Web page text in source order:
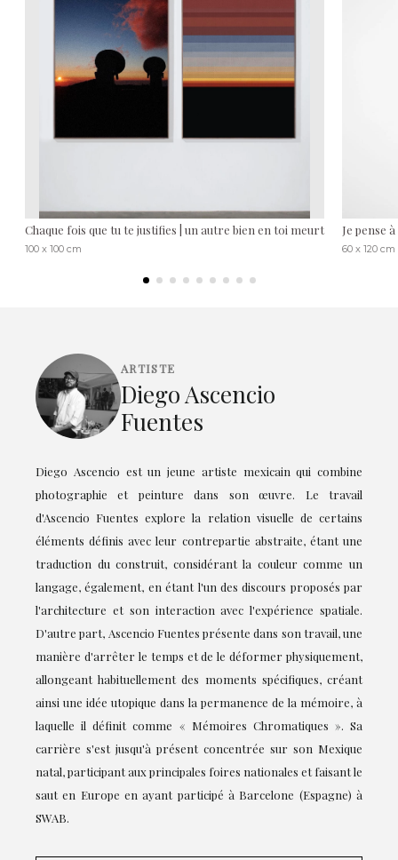
Chaque fois que tu te justifies | un autre bien en toi meurt
100 x 100 cm
Je pense
60 x 120 cm
ARTISTE
Diego Ascencio
Fuentes
Diego Ascencio est un jeune artiste mexicain qui combine
photographie et peinture dans son œuvre. Le travail
d'Ascencio Fuentes explore la relation visuelle de certains
éléments définis avec leur contrepartie abstraite, étant une
traduction du construit, considérant la couleur comme un
langage, également, en étant l'un des discours proposés par
l'architecture et son interaction avec l'expérience spatiale.
D'autre part, Ascencio Fuentes présente dans son travail, une
manière d'arrêter le temps et de le déformer physiquement,
allongeant habituellement des moments spécifiques, créant
ainsi une idée utopique dans la permanence de la mémoire, à
laquelle il définit comme « Mémoires Chromatiques ». Sa
carrière s'est jusqu'à présent concentrée sur son Mexique
natal, participant aux principales foires nationales et faisant le
saut en Europe en ayant participé à Barcelone (Espagne) à
SWAB.